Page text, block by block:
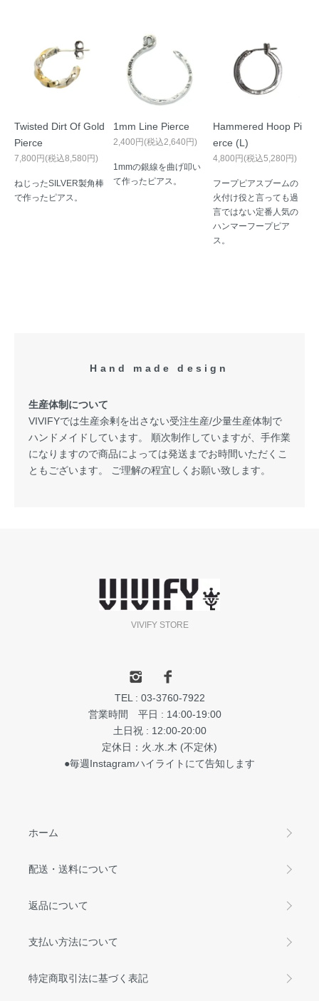
Twisted Dirt Of Gold
Pierce
7,800円(税込8,580円)
ねじったSILVER製角棒
で作ったピアス。
1mm Line Pierce
2,400円(税込2,640円)
1mmの銀線を曲げ叩い
て作ったピアス。
Hammered Hoop Pi
erce (L)
4,800円(税込5,280円)
フープピアスブームの
火付け役と言っても過
言ではない定番人気の
ハンマーフープピア
ス。
Hand made design
生産体制について
VIVIFYでは生産余剰を出さない受注生産/少量生産体制で
ハンドメイドしています。 順次制作していますが、手作業
になりますので商品によっては発送までお時間いただくこ
ともございます。 ご理解の程宜しくお願い致します。
VIVIFY STORE
TEL : 03-3760-7922
営業時間 平日 : 14:00-19:00
土日祝 : 12:00-20:00
定休日：火.水.木 (不定休)
●毎週Instagramハイライトにて告知します
ホーム
配送・送料について
返品について
支払い方法について
特定商取引法に基づく表記